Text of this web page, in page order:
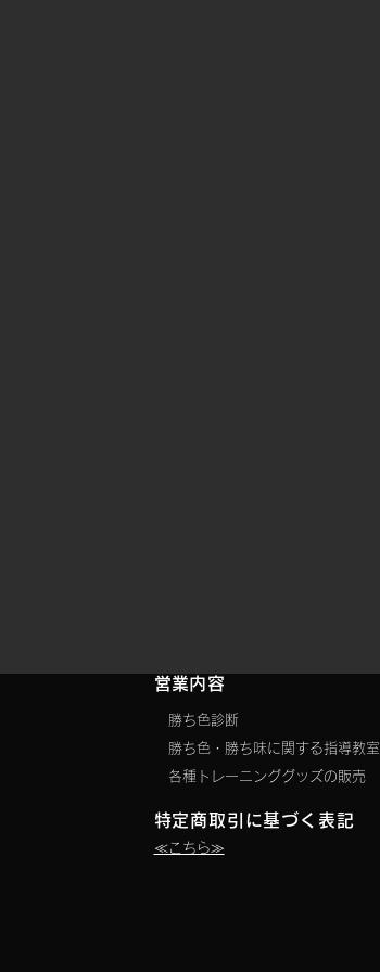
​営業内容
勝ち色診断
​勝ち色・勝ち味に関する指導教室
​各種トレーニンググッズの販売
特定商取引に基づく表記
​≪こちら≫